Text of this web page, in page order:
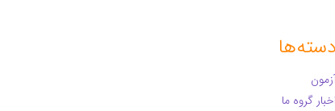
دسته‌ها
اخبار گروه ما